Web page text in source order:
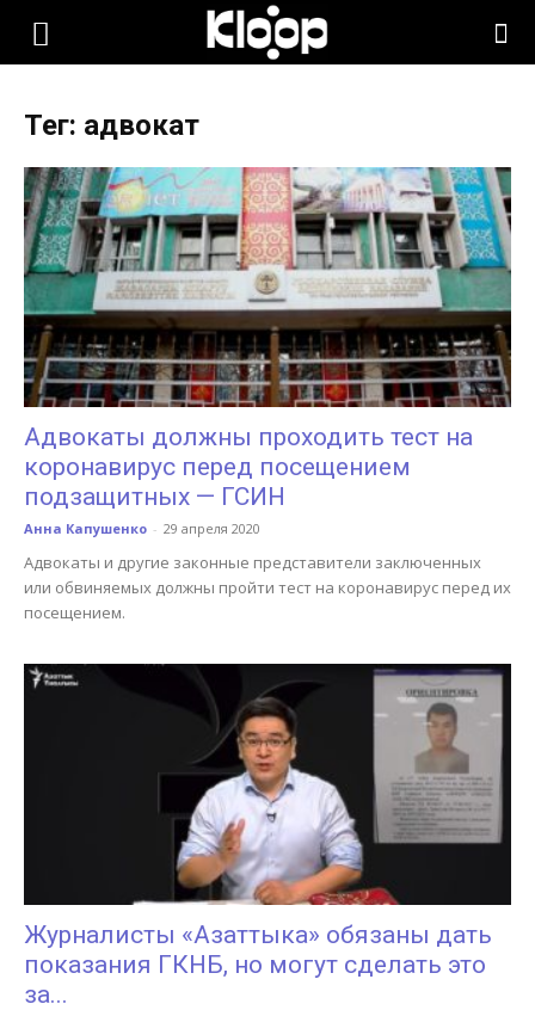
KLOOP.KG
Новости
Кыргызстана
Тег: адвокат
Адвокаты должны проходить тест на
коронавирус перед посещением
подзащитных — ГСИН
Анна Капушенко - 29 апреля 2020
Адвокаты и другие законные представители заключенных
или обвиняемых должны пройти тест на коронавирус перед их
посещением.
Журналисты «Азаттыка» обязаны дать
показания ГКНБ, но могут сделать это
за...